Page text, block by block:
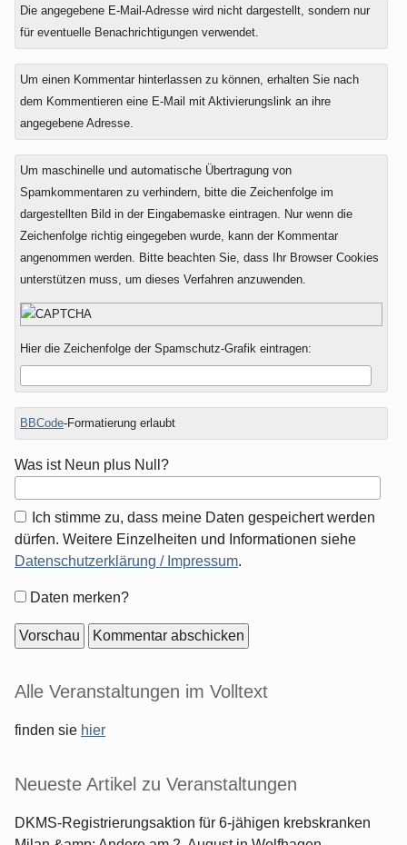
Die angegebene E-Mail-Adresse wird nicht dargestellt, sondern nur
für eventuelle Benachrichtigungen verwendet.
Um einen Kommentar hinterlassen zu können, erhalten Sie nach
dem Kommentieren eine E-Mail mit Aktivierungslink an ihre
angegebene Adresse.
Um maschinelle und automatische Übertragung von
Spamkommentaren zu verhindern, bitte die Zeichenfolge im
dargestellten Bild in der Eingabemaske eintragen. Nur wenn die
Zeichenfolge richtig eingegeben wurde, kann der Kommentar
angenommen werden. Bitte beachten Sie, dass Ihr Browser Cookies
unterstützen muss, um dieses Verfahren anzuwenden.
Hier die Zeichenfolge der Spamschutz-Grafik eintragen:
BBCode-Formatierung erlaubt
Was ist Neun plus Null?
Ich stimme zu, dass meine Daten gespeichert werden
dürfen. Weitere Einzelheiten und Informationen siehe
Datenschutzerklärung / Impressum.
Formular-
Daten merken?
Seitenleiste
Alle Veranstaltungen im Volltext
finden sie hier
Neueste Artikel zu Veranstaltungen
DKMS-Registrierungsaktion für 6-jähigen krebskranken